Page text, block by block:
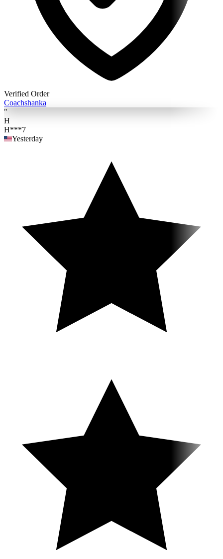
Verified Order
Coachshanka
"
H
H***7
Yesterday